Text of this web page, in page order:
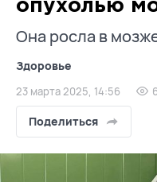
опухолью
Она росла в
Здоровье
23 марта 2025, 14:56
Поделиться